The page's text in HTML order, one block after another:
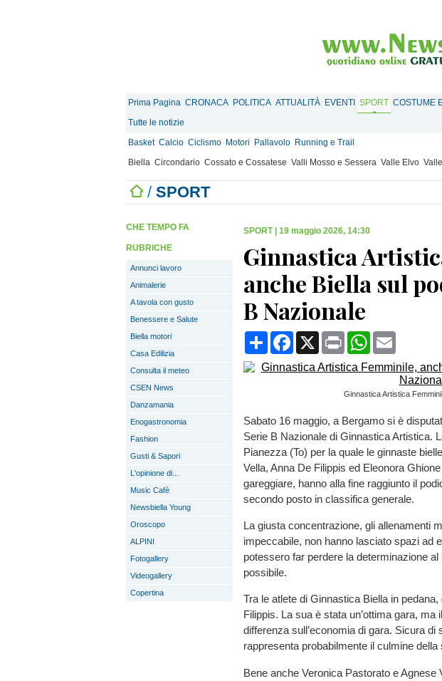
Prima Pagina CRONACA POLITICA ATTUALITÀ EVENTI SPORT COSTUME
Tutte le notizie
Basket Calcio Ciclismo Motori Pallavolo Running e Trail
Biella Circondario Cossato e Cossatese Valli Mosso e Sessera Valle Elvo
/ SPORT
CHE TEMPO FA
RUBRICHE
Annunci lavoro
Animalerie
A tavola con gusto
Benessere e Salute
Biella motori
Casa Edilizia
Consulta il meteo
CSEN News
Danzamania
Enogastronomia
Fashion
Gusti & Sapori
L'opinione di...
Music Cafè
Newsbiella Young
Oroscopo
ALPINI
Fotogallery
Videogallery
Copertina
SPORT| 19 maggio 2026, 14:30
Ginnastica
anche Biella sul
B Nazionale
CondividiFacebook
X Print WhatsApp
Ginnastica Artistica
Sabato 16 maggio, a Bergamo si è
Serie B Nazionale di Ginnastica Artistica.
Pianezza (To) per la quale le ginnaste
Vella, Anna De Filippis ed Eleonora
gareggiare, hanno alla fine raggiunto il
secondo posto in classifica generale.
La giusta concentrazione, gli allenamenti
impeccabile, non hanno lasciato spazi ad
potessero far perdere la determinazione
possibile.
Tra le atlete di Ginnastica Biella in
Filippis. La sua è stata un’ottima gara,
differenza sull’economia di gara. Sicura
rappresenta probabilmente il culmine
Bene anche Veronica Pastorato e Agnese